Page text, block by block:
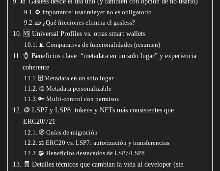
⚙️ Importante: usar relayer no es obligatorio
🧱 ¿Qué fricciones elimina el gasless?
🆚 Universal Profiles vs. otras smart wallets
📊 Comparativa de funcionalidades (resumen)
🧷 Beneficios clave: “metadata en un solo lugar” y experiencia
coherente
🗄️ Metadata en un solo lugar
🎨 Metadata personalizable
🔑 Multi-control con permisos
🪙 LSP7 y LSP8: tokens y NFTs más consistentes que
ERC20/721
🧭 Guías de migración
⚖️ ERC20 vs. LSP7: autorización y transferencias
🧩 Beneficios destacados de LSP7/LSP8
🧾 Detalles técnicos que cambian la vida al developer (sin